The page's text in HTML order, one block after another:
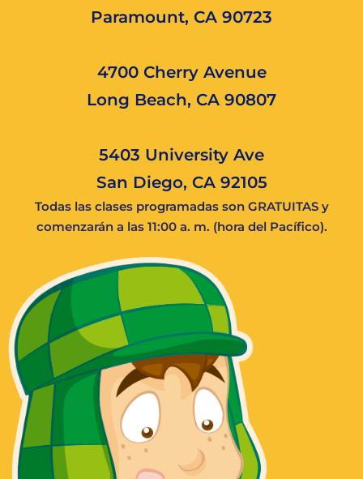
Paramount, CA 90723
4700 Cherry Avenue
Long Beach, CA 90807
5403 University Ave
San Diego, CA 92105
Todas las clases programadas son GRATUITAS y
comenzarán a las 11:00 a. m. (hora del Pacífico).